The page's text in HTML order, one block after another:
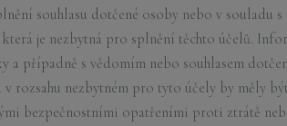
souhlasu dotčené osoby nebo v souladu
je nezbytná pro splnění těchto účelů.
a případně s vědomím nebo souhlasem
v rozsahu nezbytném pro tyto účely by měly
bezpečnostními opatřeními proti ztrátě